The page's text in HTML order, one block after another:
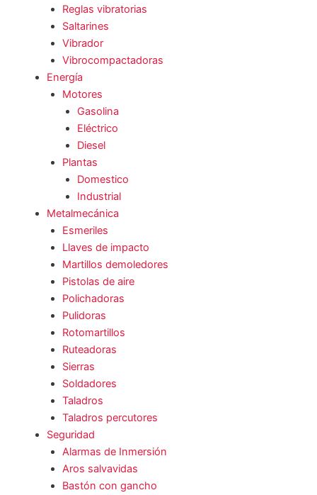
Reglas vibratorias
Saltarines
Vibrador
Vibrocompactadoras
Energía
Motores
Gasolina
Eléctrico
Diesel
Plantas
Domestico
Industrial
Metalmecánica
Esmeriles
Llaves de impacto
Martillos demoledores
Pistolas de aire
Polichadoras
Pulidoras
Rotomartillos
Ruteadoras
Sierras
Soldadores
Taladros
Taladros percutores
Seguridad
Alarmas de Inmersión
Aros salvavidas
Bastón con gancho